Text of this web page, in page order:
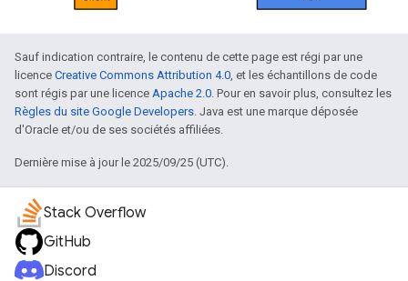
Sauf indication contraire, le contenu de cette page est régi par une
licence Creative Commons Attribution 4.0 , et les échantillons de code
sont régis par une licence Apache 2.0 . Pour en savoir plus, consultez les
Règles du site Google Developers . Java est une marque déposée
d'Oracle et/ou de ses sociétés affiliées.
Dernière mise à jour le 2025/09/25 (UTC).
Stack Overflow
GitHub
Discord